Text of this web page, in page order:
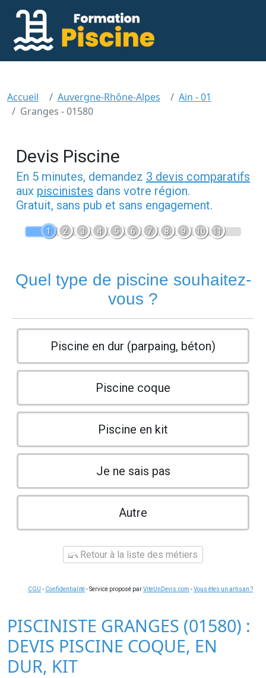
Accueil Auvergne-Rhône-Alpes
Ain - 01
Granges - 01580
Devis Piscine
En 5 minutes, demandez 3 devis comparatifs
aux piscinistes dans votre région.
Gratuit, sans pub et sans engagement.
1 2 3 4 5 6 7 8 9 10 11
Quel type de piscine souhaitez-
vous ?
Piscine en dur (parpaing, béton)
Piscine coque
Piscine en kit
Je ne sais pas
Autre
Retour à la liste des métiers
CGU - Confidentialité- Service proposé parViteUnDevis.com -Vous êtes un artisan ?
PISCINISTE GRANGES (01580) :
DEVIS PISCINE COQUE, EN
DUR, KIT